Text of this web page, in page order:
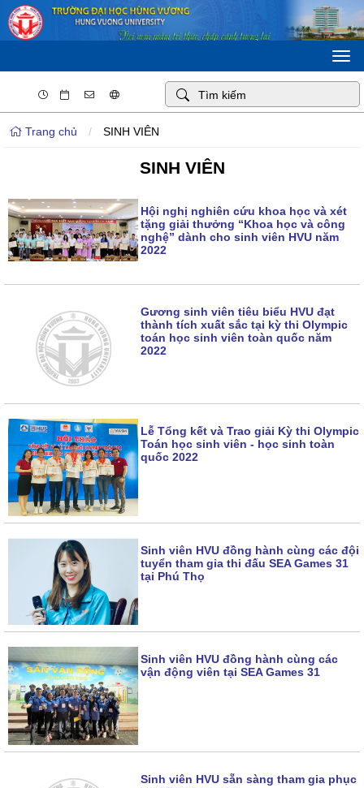
Trang chủ / SINH VIÊN
SINH VIÊN
Hội nghị nghiên cứu khoa học và xét
tặng giải thưởng “Khoa học và công
nghệ” dành cho sinh viên HVU năm
2022
Gương sinh viên tiêu biểu HVU đạt
thành tích xuất sắc tại kỳ thi Olympic
toán học sinh viên toàn quốc năm
2022
Lễ Tổng kết và Trao giải Kỳ thi Olympic
Toán học sinh viên - học sinh toàn
quốc 2022
Sinh viên HVU đồng hành cùng các đội
tuyển tham gia thi đấu SEA Games 31
tại Phú Thọ
Sinh viên HVU đồng hành cùng các
vận động viên tại SEA Games 31
Sinh viên HVU sẵn sàng tham gia phục